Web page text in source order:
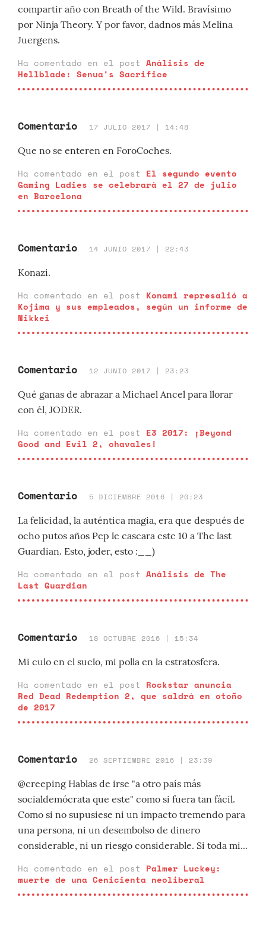
compartir año con Breath of the Wild. Bravísimo
por Ninja Theory. Y por favor, dadnos más Melina
Juergens.
Ha comentado en el post Análisis de
Hellblade: Senua's Sacrifice
Comentario 17 JULIO 2017 | 14:48
Que no se enteren en ForoCoches.
Ha comentado en el post El segundo evento
Gaming Ladies se celebrará el 27 de julio
en Barcelona
Comentario 14 JUNIO 2017 | 22:43
Konazi.
Ha comentado en el post Konami represalió a
Kojima y sus empleados, según un informe de
Nikkei
Comentario 12 JUNIO 2017 | 23:23
Qué ganas de abrazar a Michael Ancel para llorar
con él, JODER.
Ha comentado en el post E3 2017: ¡Beyond
Good and Evil 2, chavales!
Comentario 5 DICIEMBRE 2016 | 20:23
La felicidad, la auténtica magia, era que después de
ocho putos años Pep le cascara este 10 a The last
Guardian. Esto, joder, esto :__)
Ha comentado en el post Análisis de The
Last Guardian
Comentario 18 OCTUBRE 2016 | 15:34
Mi culo en el suelo, mi polla en la estratosfera.
Ha comentado en el post Rockstar anuncia
Red Dead Redemption 2, que saldrá en otoño
de 2017
Comentario 26 SEPTIEMBRE 2016 | 23:39
@creeping Hablas de irse "a otro país más
socialdemócrata que este" como si fuera tan fácil.
Como si no supusiese ni un impacto tremendo para
una persona, ni un desembolso de dinero
considerable, ni un riesgo considerable. Si toda mi...
Ha comentado en el post Palmer Luckey:
muerte de una Cenicienta neoliberal